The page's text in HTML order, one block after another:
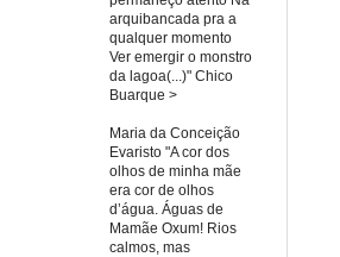
arquibancada pra a
qualquer momento
Ver emergir o monstro
da lagoa(...)" Chico
Buarque >
Maria da Conceição
Evaristo "A cor dos
olhos de minha mãe
era cor de olhos
d’água. Águas de
Mamãe Oxum! Rios
calmos, mas